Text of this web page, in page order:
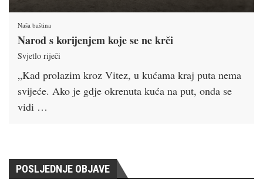
Naša baština
Narod s korijenjem koje se ne krči
Svjetlo riječi
„Kad prolazim kroz Vitez, u kućama kraj puta nema
svijeće. Ako je gdje okrenuta kuća na put, onda se
vidi …
POSLJEDNJE OBJAVE